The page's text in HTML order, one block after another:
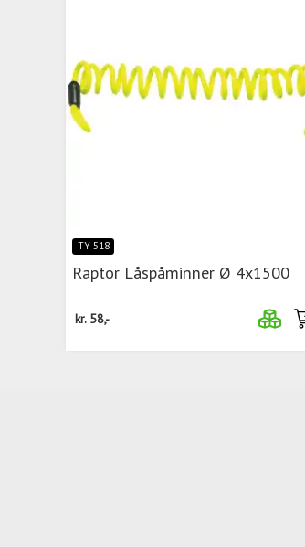
TY 518
Raptor Låspåminner Ø 4x1500
kr. 58,-